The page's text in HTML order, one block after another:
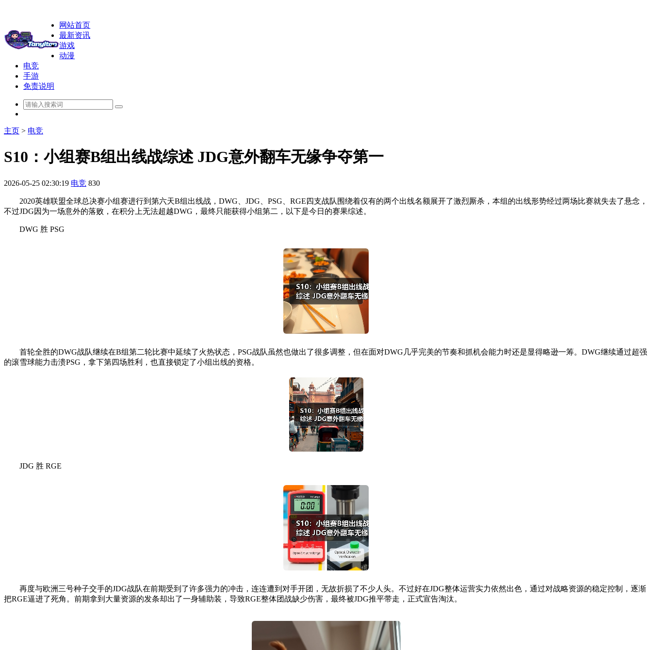
网站首页
最新资讯
游戏
动漫
电竞
手游
免责说明
主页 > 电竞
S10：小组赛B组出线战综述 JDG意外翻车无缘争夺第一
2026-05-25 02:30:19 电竞 830
2020英雄联盟全球总决赛小组赛进行到第六天B组出线战，DWG、JDG、PSG、RGE四支战队围绕着仅有的两个出线名额展开了激烈厮杀，本组的出线形势经过两场比赛就失去了悬念，
不过JDG因为一场意外的落败，在积分上无法超越DWG，最终只能获得小组第二，以下是今日的赛果综述。
DWG 胜 PSG
首轮全胜的DWG战队继续在B组第二轮比赛中延续了火热状态，PSG战队虽然也做出了很多调整，但在面对DWG几乎完美的节奏和抓机会能力时还是显得略逊一筹。DWG继续通过超强
的滚雪球能力击溃PSG，拿下第四场胜利，也直接锁定了小组出线的资格。
JDG 胜 RGE
再度与欧洲三号种子交手的JDG战队在前期受到了许多强力的冲击，连连遭到对手开团，无故折损了不少人头。不过好在JDG整体运营实力依然出色，通过对战略资源的稳定控制，逐渐
把RGE逼进了死角。前期拿到大量资源的发条却出了一身辅助装，导致RGE整体团战缺少伤害，最终被JDG推平带走，正式宣告淘汰。